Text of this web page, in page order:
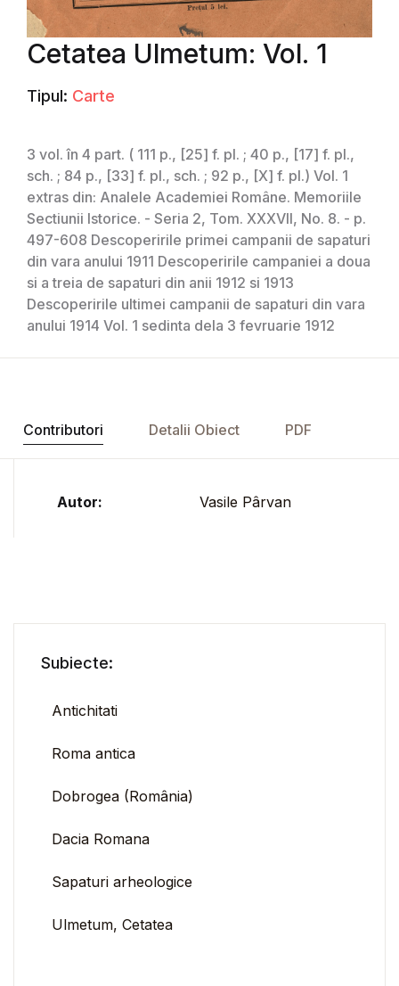
Cetatea Ulmetum: Vol. 1
Tipul: Carte
3 vol. în 4 part. ( 111 p., [25] f. pl. ; 40 p., [17] f. pl.,
sch. ; 84 p., [33] f. pl., sch. ; 92 p., [X] f. pl.) Vol. 1
extras din: Analele Academiei Române. Memoriile
Sectiunii Istorice. - Seria 2, Tom. XXXVII, No. 8. - p.
497-608 Descoperirile primei campanii de sapaturi
din vara anului 1911 Descoperirile campaniei a doua
si a treia de sapaturi din anii 1912 si 1913
Descoperirile ultimei campanii de sapaturi din vara
anului 1914 Vol. 1 sedinta dela 3 fevruarie 1912
Contributori Detalii Obiect PDF
Autor: Vasile Pârvan
Subiecte:
Antichitati
Roma antica
Dobrogea (România)
Dacia Romana
Sapaturi arheologice
Ulmetum, Cetatea